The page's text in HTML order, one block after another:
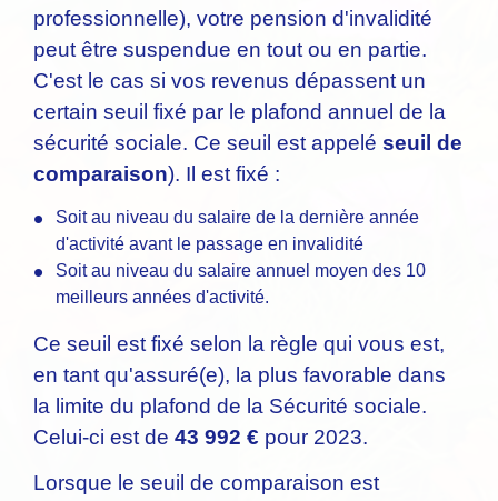
professionnelle), votre pension d'invalidité
peut être suspendue en tout ou en partie.
C'est le cas si vos revenus dépassent un
certain seuil fixé par le plafond annuel de la
sécurité sociale. Ce seuil est appelé seuil de
comparaison). Il est fixé :
Soit au niveau du salaire de la dernière année
d'activité avant le passage en invalidité
Soit au niveau du salaire annuel moyen des 10
meilleurs années d'activité.
Ce seuil est fixé selon la règle qui vous est,
en tant qu'assuré(e), la plus favorable dans
la limite du plafond de la Sécurité sociale.
Celui-ci est de 43 992 € pour 2023.
Lorsque le seuil de comparaison est